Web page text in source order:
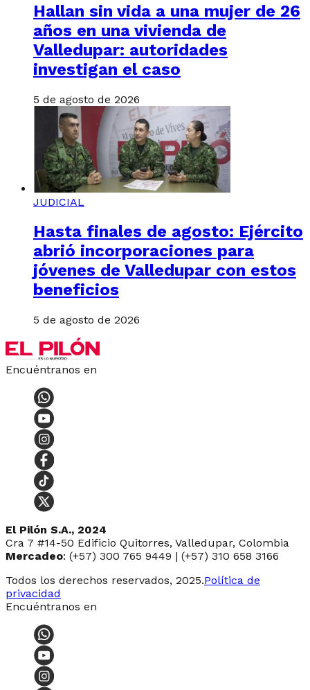
Hallan sin vida a una mujer de 26
años en una vivienda de
Valledupar: autoridades
investigan el caso
5 de agosto de 2026
JUDICIAL
Hasta finales de agosto: Ejército
abrió incorporaciones para
jóvenes de Valledupar con estos
beneficios
5 de agosto de 2026
Encuéntranos en
El Pilón S.A., 2024
Cra 7 #14-50 Edificio Quitorres, Valledupar, Colombia
Mercadeo: (+57) 300 765 9449 | (+57) 310 658 3166
Todos los derechos reservados, 2025.Política de
privacidad
Encuéntranos en